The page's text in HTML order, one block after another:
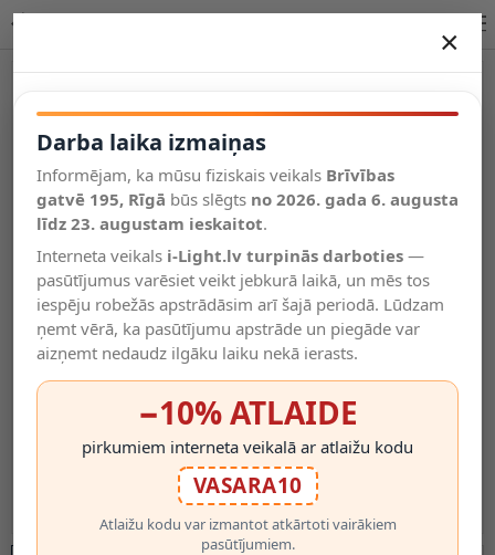
Salīdzināt
Vēlmju
saraksts
Valodas
×
Darba laika izmaiņas
Informējam, ka mūsu fiziskais veikals Brīvības
gatvē 195, Rīgā būs slēgts no 2026. gada 6. augusta
līdz 23. augustam ieskaitot.
Interneta veikals i-Light.lv turpinās darboties —
pasūtījumus varēsiet veikt jebkurā laikā, un mēs tos
iespēju robežās apstrādāsim arī šajā periodā. Lūdzam
ņemt vērā, ka pasūtījumu apstrāde un piegāde var
aizņemt nedaudz ilgāku laiku nekā ierasts.
−10% ATLAIDE
pirkumiem interneta veikalā ar atlaižu kodu
VASARA10
Atlaižu kodu var izmantot atkārtoti vairākiem
pasūtījumiem.